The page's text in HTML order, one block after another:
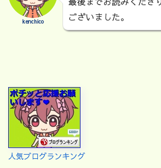
kenchico
ございました。
人気ブログランキング